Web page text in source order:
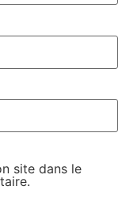
site dans le